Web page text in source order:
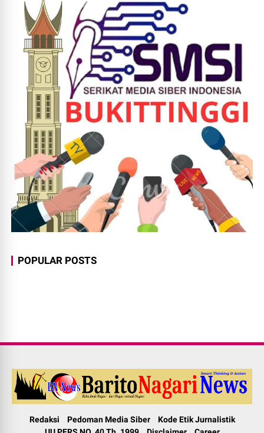
POPULAR POSTS
Redaksi Pedoman Media Siber
Kode Etik Jurnalistik